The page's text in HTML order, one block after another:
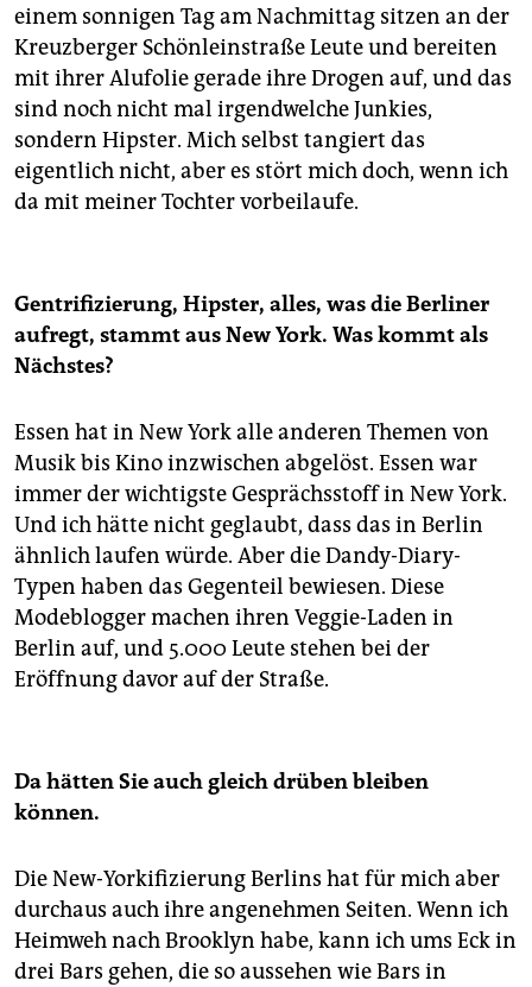
einem sonnigen Tag am Nachmittag sitzen an der
Kreuzberger Schönleinstraße Leute und bereiten
mit ihrer Alufolie gerade ihre Drogen auf, und das
sind noch nicht mal irgendwelche Junkies,
sondern Hipster. Mich selbst tangiert das
eigentlich nicht, aber es stört mich doch, wenn ich
da mit meiner Tochter vorbeilaufe.
Gentrifizierung, Hipster, alles, was die Berliner
aufregt, stammt aus New York. Was kommt als
Nächstes?
Essen hat in New York alle anderen Themen von
Musik bis Kino inzwischen abgelöst. Essen war
immer der wichtigste Gesprächsstoff in New York.
Und ich hätte nicht geglaubt, dass das in Berlin
ähnlich laufen würde. Aber die Dandy-­Diary-
Typen haben das Gegenteil bewiesen. Diese
Modeblogger machen ihren Veggie-Laden in
Berlin auf, und 5.000 Leute stehen bei der
Eröffnung davor auf der Straße.
Da hätten Sie auch gleich drüben bleiben
können.
Die New-Yorkifizierung Berlins hat für mich aber
durchaus auch ihre angenehmen Seiten. Wenn ich
Heimweh nach Brooklyn habe, kann ich ums Eck in
drei Bars gehen, die so aussehen wie Bars in